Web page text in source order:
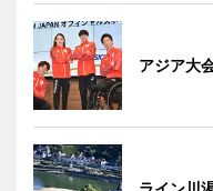
アジア大